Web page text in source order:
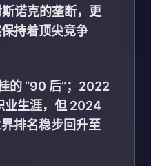
诺克的垄断，更
持着顶尖竞争
的 “90 后”；2022
业生涯，但 2024
排名稳步回升至